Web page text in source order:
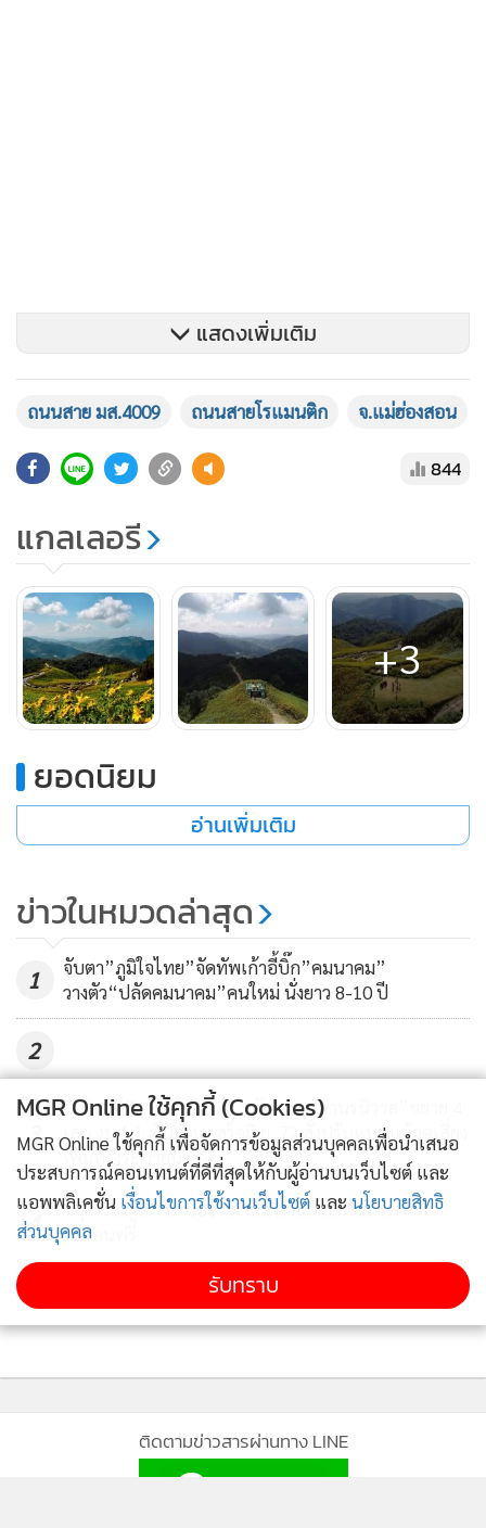
ทั้งนี้ ทช. ได้ติดตั้งป้ายแนะนำเส้นทางบริเวณโครงข่ายทางหลวง
ชนบท เพื่อให้นักท่องเที่ยวสามารถสังเกตเห็นได้อย่างชัดเจน
เป็นการอำนวยความสะดวกปลอดภัยให้กับผู้ใช้ทางให้ถึงจุด
สำหรับทุ่งดอกบัวตอง ดอยแม่อูคอ ตั้งอยู่ที่ ตำบลแม่อูคอ อำเภอ
ขุนยวม จังหวัดแม่ฮ่องสอน บนพื้นที่มากกว่า 500 ไร่ บนความสูง
กว่า 1,600 เมตร สถานที่ดังกล่าวถือเป็นจุดท่องเที่ยวชื่อดังและ
แห่งนี้มีสภาพภูมิประเทศที่เต็มไปด้วยภูเขาสูงสลับซับซ้อน สภาพ
แสดงเพิ่มเติม
ถนนสาย มส.4009 ถนนสายโรแมนติก จ.แม่ฮ่องสอน
844
แกลเลอรี
+3
ยอดนิยม
อ่านเพิ่มเติม
ข่าวในหมวดล่าสุด
1
จับตา”ภูมิใจไทย”จัดทัพเก้าอี้บิ๊ก”คมนาคม”
วางตัว“ปลัดคมนาคม”คนใหม่ นั่งยาว 8-10 ปี
2
3
“สิริพงศ์”ตรวจทล. 222 “พังโคน – วานรนิวาส”ขยาย 4
เลน งบ 1.1 พันล้าน เสร็จมิ.ย. 72 สั่งปรับแบบแก้จุดเสี่ยง
เพิ่มทางระบายน้ำ
4
“สุวรรณภูมิ” ชวนบอกรักแม่ ผ่านกิจกรรมภาพวาด
เหมือนฟรี
ข่าวอื่นในหมวด
ติดตามข่าวสารผ่านทาง LINE
MGR Online ใช้คุกกี้ (Cookies)
MGR Online ใช้คุกกี้ เพื่อจัดการข้อมูลส่วนบุคคลเพื่อนำเสนอ
ประสบการณ์คอนเทนต์ที่ดีที่สุดให้กับผู้อ่านบนเว็บไซต์ และ
แอพพลิเคชั่น เงื่อนไขการใช้งานเว็บไซต์ และ นโยบายสิทธิ
ส่วนบุคคล
รับทราบ